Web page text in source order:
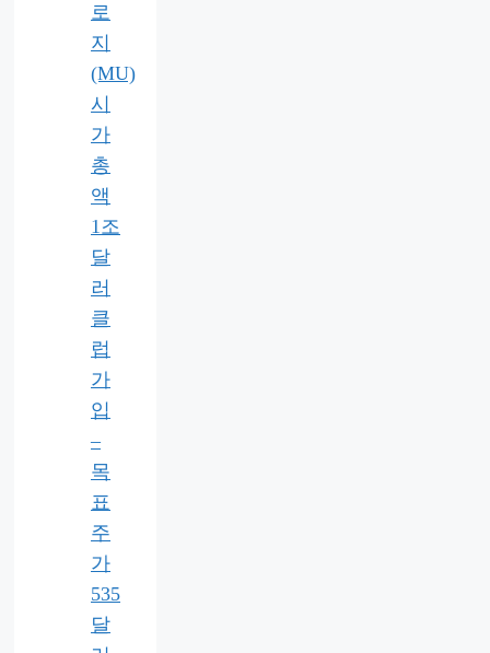
로
지
(MU)
시
가
총
액
1조
달
러
클
럽
가
입
–
목
표
주
가
535
달